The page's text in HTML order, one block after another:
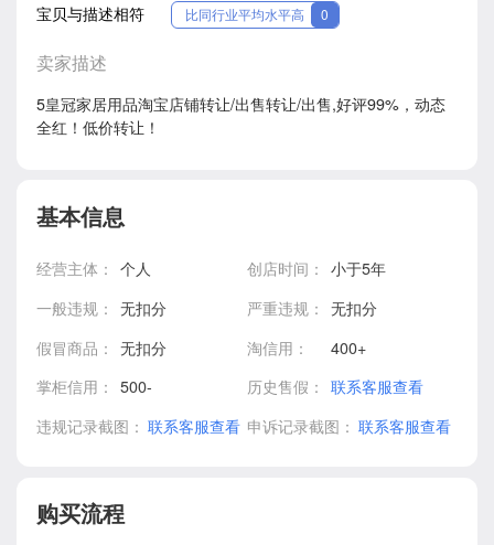
宝贝与描述相符 比同行业平均水平高 0
卖家描述
5皇冠家居用品淘宝店铺转让/出售转让/出售,好评99%，动态
全红！低价转让！
基本信息
经营主体： 个人 创店时间：
小于5年
一般违规：
无扣分 严重违规：
无扣分
假冒商品：
无扣分 淘信用：
400+
掌柜信用：
500- 历史售假：
联系客服查看
违规记录截图： 联系客服查看 申诉记录截图： 联系客服查看
购买流程